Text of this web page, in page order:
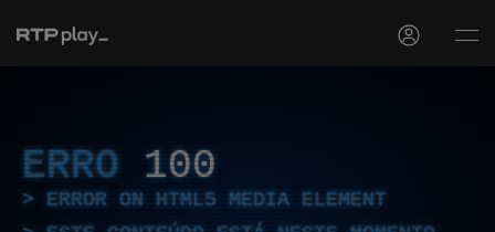
ERRO 100
ERROR ON HTML5 MEDIA ELEMENT